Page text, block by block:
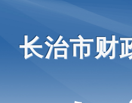
长治市财